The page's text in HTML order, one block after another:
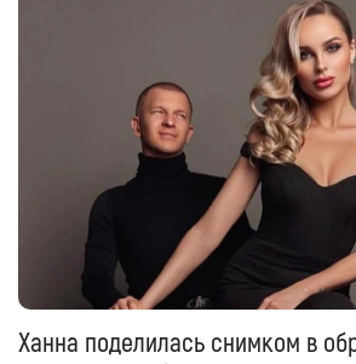
Ханна поделилась снимком в